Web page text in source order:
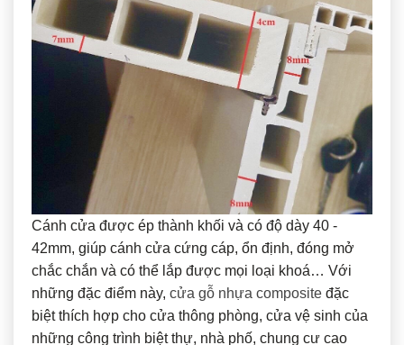
Cánh cửa được ép thành khối và có độ dày 40 -
42mm, giúp cánh cửa cứng cáp, ổn định, đóng mở
chắc chắn và có thể lắp được mọi loại khoá… Với
những đặc điểm này, cửa gỗ nhựa composite đặc
biệt thích hợp cho cửa thông phòng, cửa vệ sinh của
những công trình biệt thự, nhà phố, chung cư cao